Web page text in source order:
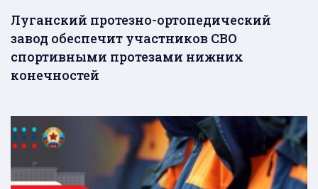
Луганский протезно-ортопедический
завод обеспечит участников СВО
спортивными протезами нижних
конечностей